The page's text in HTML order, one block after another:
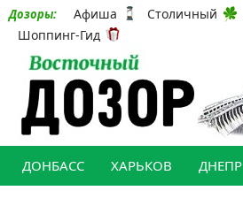
Дозоры: Афиша Столичный
Шоппинг-Гид
ДОНБАСС ХАРЬКОВ ДНЕПР